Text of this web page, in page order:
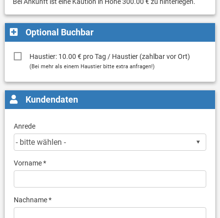
Optional Buchbar
Haustier: 10.00 € pro Tag / Haustier (zahlbar vor Ort)
(Bei mehr als einem Haustier bitte extra anfragen!)
Kundendaten
Anrede
Vorname *
Nachname *